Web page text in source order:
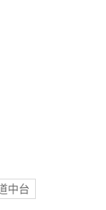
中台